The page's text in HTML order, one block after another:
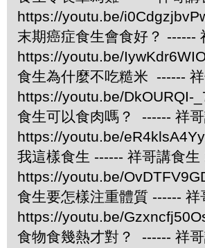
https://youtu.be/
末期癌症食生會食好？ ------
https://youtu.be/
食生為什麼不吃糙米 ------
https://youtu.be/DkOURQI-
食生可以食肉嗎？ ------ 祥
https://youtu.be/
我這樣食生 ------ 祥哥講食生
https://youtu.be/
食生要怎樣注重體質 ------ 祥
https://youtu.be/
食物食幾熱才對？ ------ 祥